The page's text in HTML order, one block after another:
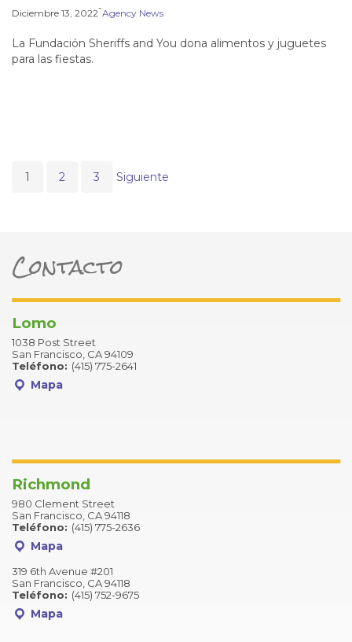
Diciembre 13, 2022-Agency News
La Fundación Sheriffs and You dona alimentos y juguetes
para las fiestas.
1 2 3 Siguiente
Contacto
Lomo
1038 Post Street
San Francisco, CA 94109
Teléfono: (415) 775-2641
Mapa
Richmond
980 Clement Street
San Francisco, CA 94118
Teléfono: (415) 775-2636
Mapa
319 6th Avenue #201
San Francisco, CA 94118
Teléfono: (415) 752-9675
Mapa